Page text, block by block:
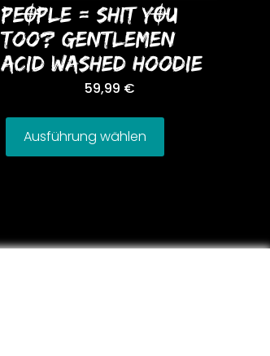
PEOPLE = SHIT YOU
Too? GENTLEMEN
ACID WASHED HooDIE
59,99 €
Ausführung wählen